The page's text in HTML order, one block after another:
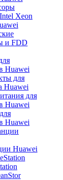
Xeon
и FDD
Huawei
для
Huawei
для
Huawei
Huawei
Huawei